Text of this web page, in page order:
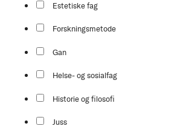
Estetiske fag
Forskningsmetode
Gan
Helse- og sosialfag
Historie og filosofi
Juss